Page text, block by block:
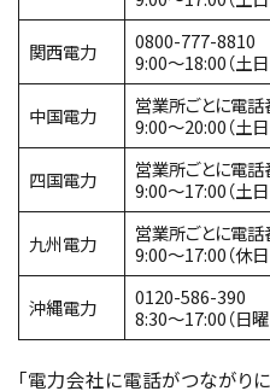
関西電力
0800-777-8810
9:00～18:00（土日
中国電力
営業所ごとに電
9:00～20:00（土日
四国電力
営業所ごとに電
9:00～17:00（土日
九州電力
営業所ごとに電
9:00～17:00（休日
沖縄電力
0120-586-390
8:30～17:00（日曜
「電力会社に電話がつながり